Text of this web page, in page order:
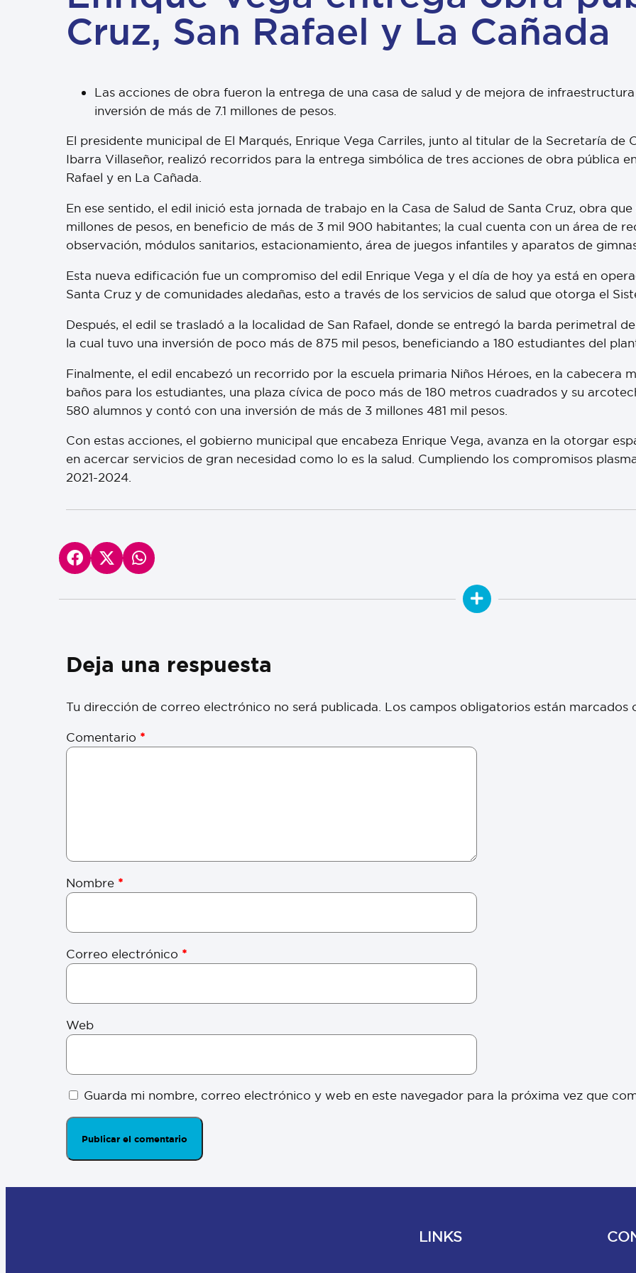
Cruz, San Rafael y La Cañada
Las acciones de obra fueron la entrega de una casa de salud y de mejora de
inversión de más de 7.1 millones de pesos.
El presidente municipal de El Marqués, Enrique Vega Carriles, junto al titular de la Secretaría de
Ibarra Villaseñor, realizó recorridos para la entrega simbólica de tres acciones de obra pública
Rafael y en La Cañada.
En ese sentido, el edil inició esta jornada de trabajo en la Casa de Salud de Santa Cruz, obra
millones de pesos, en beneficio de más de 3 mil 900 habitantes; la cual cuenta con un área de
observación, módulos sanitarios, estacionamiento, área de juegos infantiles y aparatos de
Esta nueva edificación fue un compromiso del edil Enrique Vega y el día de hoy ya está en
Santa Cruz y de comunidades aledañas, esto a través de los servicios de salud que otorga el
Después, el edil se trasladó a la localidad de San Rafael, donde se entregó la barda perimetral
la cual tuvo una inversión de poco más de 875 mil pesos, beneficiando a 180 estudiantes del
Finalmente, el edil encabezó un recorrido por la escuela primaria Niños Héroes, en la cabecera
baños para los estudiantes, una plaza cívica de poco más de 180 metros cuadrados y su
580 alumnos y contó con una inversión de más de 3 millones 481 mil pesos.
Con estas acciones, el gobierno municipal que encabeza Enrique Vega, avanza en la otorgar
en acercar servicios de gran necesidad como lo es la salud. Cumpliendo los compromisos
2021-2024.
Deja una respuesta
Tu dirección de correo electrónico no será publicada. Los campos obligatorios están marcados
Comentario *
Nombre *
Correo electrónico *
Web
Guarda mi nombre, correo electrónico y web en este navegador para la próxima vez que
LINKS